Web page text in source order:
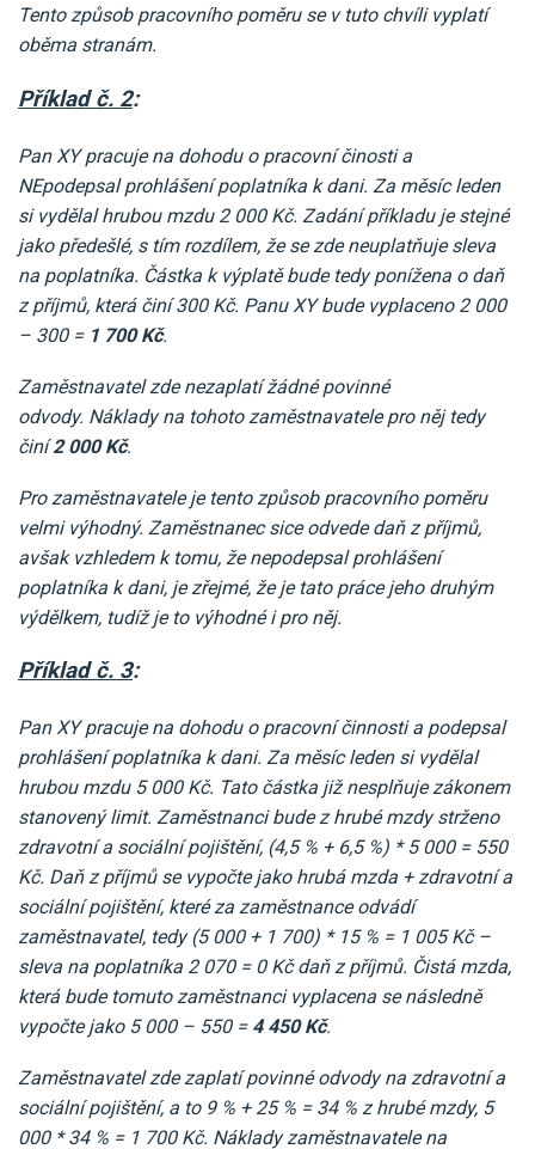
Tento způsob pracovního poměru se v tuto chvíli vyplatí
oběma stranám.
Příklad č. 2:
Pan XY pracuje na dohodu o pracovní činosti a
NEpodepsal prohlášení poplatníka k dani. Za měsíc leden
si vydělal hrubou mzdu 2 000 Kč. Zadání příkladu je stejné
jako předešlé, s tím rozdílem, že se zde neuplatňuje sleva
na poplatníka. Částka k výplatě bude tedy ponížena o daň
z příjmů, která činí 300 Kč. Panu XY bude vyplaceno 2 000
– 300 = 1 700 Kč.
Zaměstnavatel zde nezaplatí žádné povinné
odvody. Náklady na tohoto zaměstnavatele pro něj tedy
činí2 000 Kč.
Pro zaměstnavatele je tento způsob pracovního poměru
velmi výhodný. Zaměstnanec sice odvede daň z příjmů,
avšak vzhledem k tomu, že nepodepsal prohlášení
poplatníka k dani, je zřejmé, že je tato práce jeho druhým
výdělkem, tudíž je to výhodné i pro něj.
Příklad č. 3:
Pan XY pracuje na dohodu o pracovní činnosti a podepsal
prohlášení poplatníka k dani. Za měsíc leden si vydělal
hrubou mzdu 5 000 Kč. Tato částka již nesplňuje zákonem
stanovený limit. Zaměstnanci bude z hrubé mzdy strženo
zdravotní a sociální pojištění, (4,5 % + 6,5 %) * 5 000 = 550
Kč. Daň z příjmů se vypočte jako hrubá mzda + zdravotní a
sociální pojištění, které za zaměstnance odvádí
zaměstnavatel, tedy (5 000 + 1 700) * 15 % = 1 005 Kč –
sleva na poplatníka 2 070 = 0 Kč daň z příjmů. Čistá mzda,
která bude tomuto zaměstnanci vyplacena se následně
vypočte jako 5 000 – 550 = 4 450 Kč.
Zaměstnavatel zde zaplatí povinné odvody na zdravotní a
sociální pojištění, a to 9 % + 25 % = 34 % z hrubé mzdy, 5
000 * 34 % = 1 700 Kč. Náklady zaměstnavatele na